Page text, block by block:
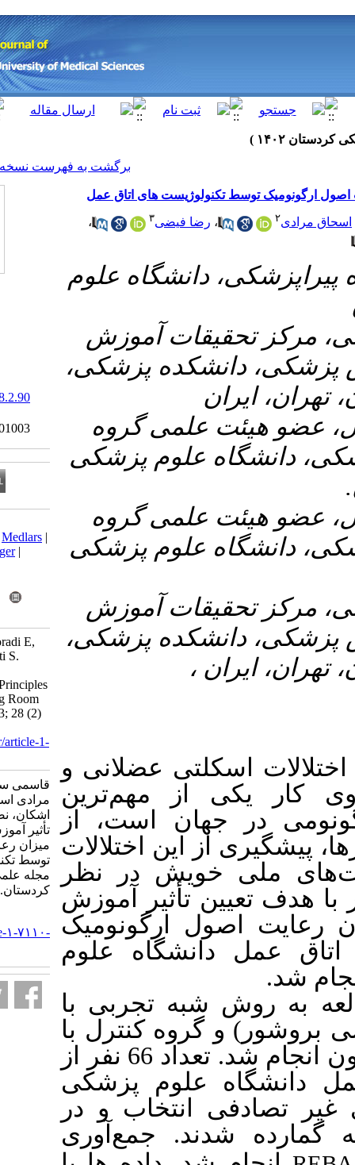
برگشت به فهرست نسخه ها
های اتاق عمل
،رضا فیضی۳ ،
دانشگاه علوم
آموزش
پزشکی،
علمی گروه
علوم پزشکی
علمی گروه
علوم پزشکی
آموزش
پزشکی،
،
عضلانی و
مهم‌ترین
است، از
ازاین اختلالات
در نظر
تأثیر آموزش
ارگونومیک
علوم
تجربی با
کنترل با
تعداد 66 نفر
از
علوم پزشکی
انتخاب و در
جمع‌آوری
IR.IUMS.REC9513101003
Download citation:
BibTeX | EndNote
ProCite
Reference Manager
ghasemi S, hannani S, Moradi E,
Fayzi R, Karimi A, Nosrati S.
Education on Ergonomic Principles
abidance among Operating Room
Technologists. SJKU 2023; 28 (2)
URL:http://sjku.muk.ac.ir/article-1-
قاسمی سمانه، حنانی صدیقه،
مرادی اسحاق، فیضی رضا، کریمی
اشکان، نصرتی سهراب. بررسی
تأثیر آموزش مبتنی بر بروشور بر
میزان رعایت اصول ارگونومیک
توسط تکنولوژیست های اتاق عمل.
مجله علمي دانشگاه علوم پزشكي
كردستان. ۱۴۰۲; ۲۸ (۲) :۹۰-۹۷
http://sjku.muk.ac.ir/article-۱-۷۱۱۰-